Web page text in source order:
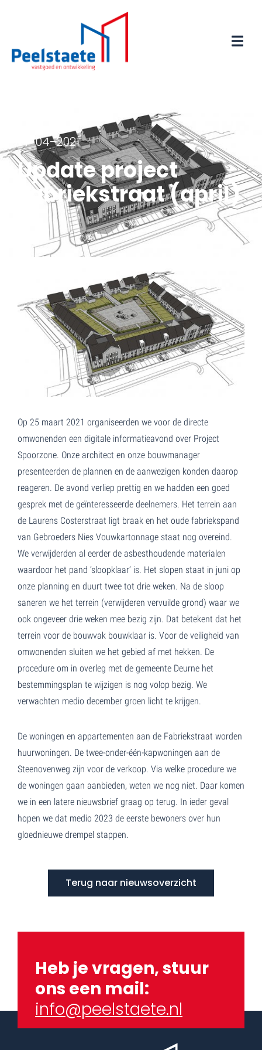
14-04-2021
Update project
Fabriekstraat (april)
Op 25 maart 2021 organiseerden we voor de directe
omwonenden een digitale informatieavond over Project
Spoorzone. Onze architect en onze bouwmanager
presenteerden de plannen en de aanwezigen konden daarop
reageren. De avond verliep prettig en we hadden een goed
gesprek met de geïnteresseerde deelnemers. Het terrein aan
de Laurens Costerstraat ligt braak en het oude fabriekspand
van Gebroeders Nies Vouwkartonnage staat nog overeind.
We verwijderden al eerder de asbesthoudende materialen
waardoor het pand ‘sloopklaar’ is. Het slopen staat in juni op
onze planning en duurt twee tot drie weken. Na de sloop
saneren we het terrein (verwijderen vervuilde grond) waar we
ook ongeveer drie weken mee bezig zijn. Dat betekent dat het
terrein voor de bouwvak bouwklaar is. Voor de veiligheid van
omwonenden sluiten we het gebied af met hekken. De
procedure om in overleg met de gemeente Deurne het
bestemmingsplan te wijzigen is nog volop bezig. We
verwachten medio december groen licht te krijgen.
De woningen en appartementen aan de Fabriekstraat worden
huurwoningen. De twee-onder-één-kapwoningen aan de
Steenovenweg zijn voor de verkoop. Via welke procedure we
de woningen gaan aanbieden, weten we nog niet. Daar komen
we in een latere nieuwsbrief graag op terug. In ieder geval
hopen we dat medio 2023 de eerste bewoners over hun
gloednieuwe drempel stappen.
Terug naar nieuwsoverzicht
Heb je vragen, stuur
ons een mail:
info@peelstaete.nl